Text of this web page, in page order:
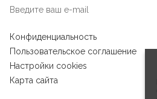
Конфиденциальность
Пользовательское соглашение
Настройки cookies
Карта сайта